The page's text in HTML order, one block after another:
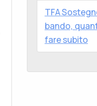
TFA
bando,
fare subito